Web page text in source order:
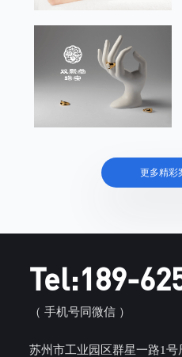
更多精彩
Tel:189-
（ 手机号同微信 ）
苏州市工业园区群星一路1